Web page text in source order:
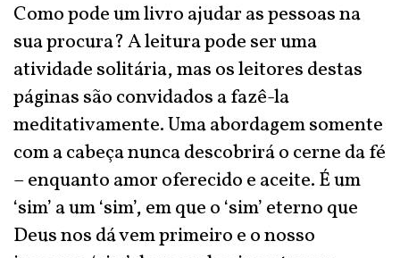
Como pode um livro ajudar as pessoas na
sua procura? A leitura pode ser uma
atividade solitária, mas os leitores destas
páginas são convidados a fazê-la
meditativamente. Uma abordagem somente
com a cabeça nunca descobrirá o cerne da fé
– enquanto amor oferecido e aceite. É um
‘sim’ a um ‘sim’, em que o ‘sim’ eterno que
Deus nos dá vem primeiro e o nosso